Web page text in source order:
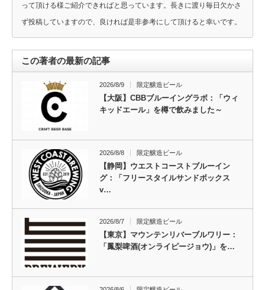
って頂ける様ご紹介できればと思っています。長きに渡り毎日欠かさ
ず投稿していますので、良ければ是非参考にして頂けると幸いです。
この著者の最新の記事
2026/8/9 限定醸造ビール
【大阪】CBBブルーイングラボ：「ウィ
キッドエール」を樽で飲みました～
2026/8/8 限定醸造ビール
【静岡】ウエストコーストブルーイン
グ：「フリースタイルサンドボックス
v…
2026/8/7 限定醸造ビール
【東京】マウンテンリバーブルワリー：
「鳳梨啤酒(オンライピージョウ)」を…